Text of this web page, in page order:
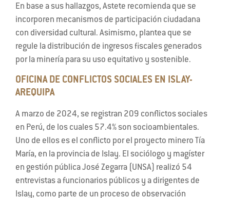
En base a sus hallazgos, Astete recomienda que se
incorporen mecanismos de participación ciudadana
con diversidad cultural. Asimismo, plantea que se
regule la distribución de ingresos fiscales generados
por la minería para su uso equitativo y sostenible.
OFICINA DE CONFLICTOS SOCIALES EN ISLAY-
AREQUIPA
A marzo de 2024, se registran 209 conflictos sociales
en Perú, de los cuales 57.4% son socioambientales.
Uno de ellos es el conflicto por el proyecto minero Tía
María, en la provincia de Islay. El sociólogo y magíster
en gestión pública José Zegarra (UNSA) realizó 54
entrevistas a funcionarios públicos y a dirigentes de
Islay, como parte de un proceso de observación